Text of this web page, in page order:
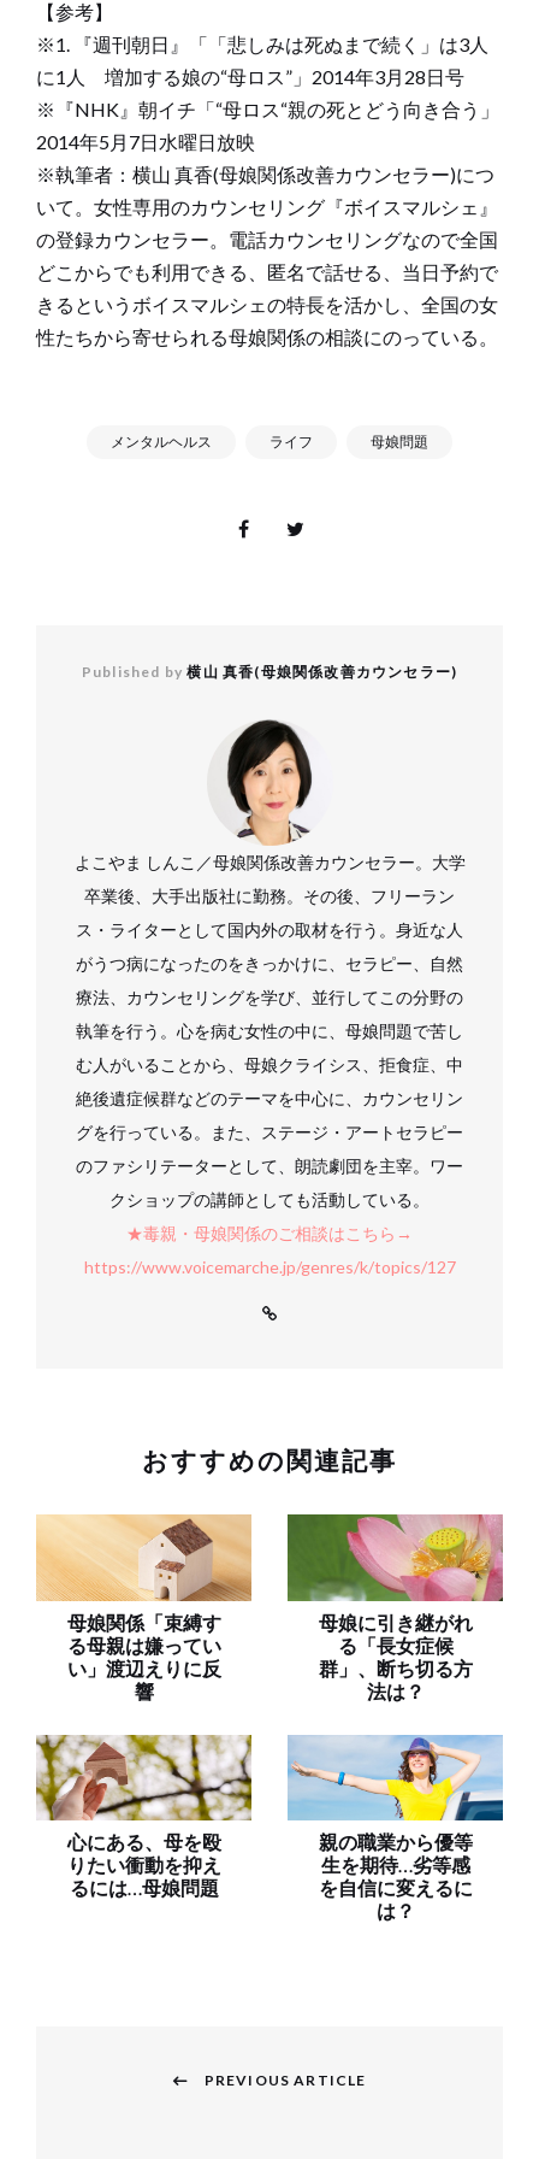
【参考】
※1. 『週刊朝日』「「悲しみは死ぬまで続く」は3人
に1人 増加する娘の“母ロス”」2014年3月28日号
※『NHK』朝イチ「“母ロス“親の死とどう向き合う」
2014年5月7日水曜日放映
※執筆者：横山 真香(母娘関係改善カウンセラー)につ
いて。女性専用のカウンセリング『ボイスマルシェ』
の登録カウンセラー。電話カウンセリングなので全国
どこからでも利用できる、匿名で話せる、当日予約で
きるというボイスマルシェの特長を活かし、全国の女
性たちから寄せられる母娘関係の相談にのっている。
メンタルヘルス ライフ 母娘問題
Published by 横山 真香(母娘関係改善カウンセラー)
よこやま しんこ／母娘関係改善カウンセラー。大学
卒業後、大手出版社に勤務。その後、フリーラン
ス・ライターとして国内外の取材を行う。身近な人
がうつ病になったのをきっかけに、セラピー、自然
療法、カウンセリングを学び、並行してこの分野の
執筆を行う。心を病む女性の中に、母娘問題で苦し
む人がいることから、母娘クライシス、拒食症、中
絶後遺症候群などのテーマを中心に、カウンセリン
グを行っている。また、ステージ・アートセラピー
のファシリテーターとして、朗読劇団を主宰。ワー
クショップの講師としても活動している。
★毒親・母娘関係のご相談はこちら→
https://www.voicemarche.jp/genres/k/topics/127
おすすめの関連記事
母娘関係「束縛す
る母親は嫌ってい
い」渡辺えりに反
響
母娘に引き継がれ
る「長女症候
群」、断ち切る方
法は？
心にある、母を殴
りたい衝動を抑え
るには…母娘問題
親の職業から優等
生を期待…劣等感
を自信に変えるに
は？
PREVIOUS ARTICLE